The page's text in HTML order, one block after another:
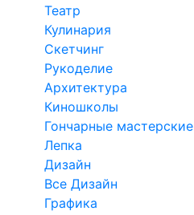
Театр
Кулинария
Скетчинг
Рукоделие
Архитектура
Киношколы
Гончарные мастерские
Лепка
Дизайн
Все Дизайн
Графика